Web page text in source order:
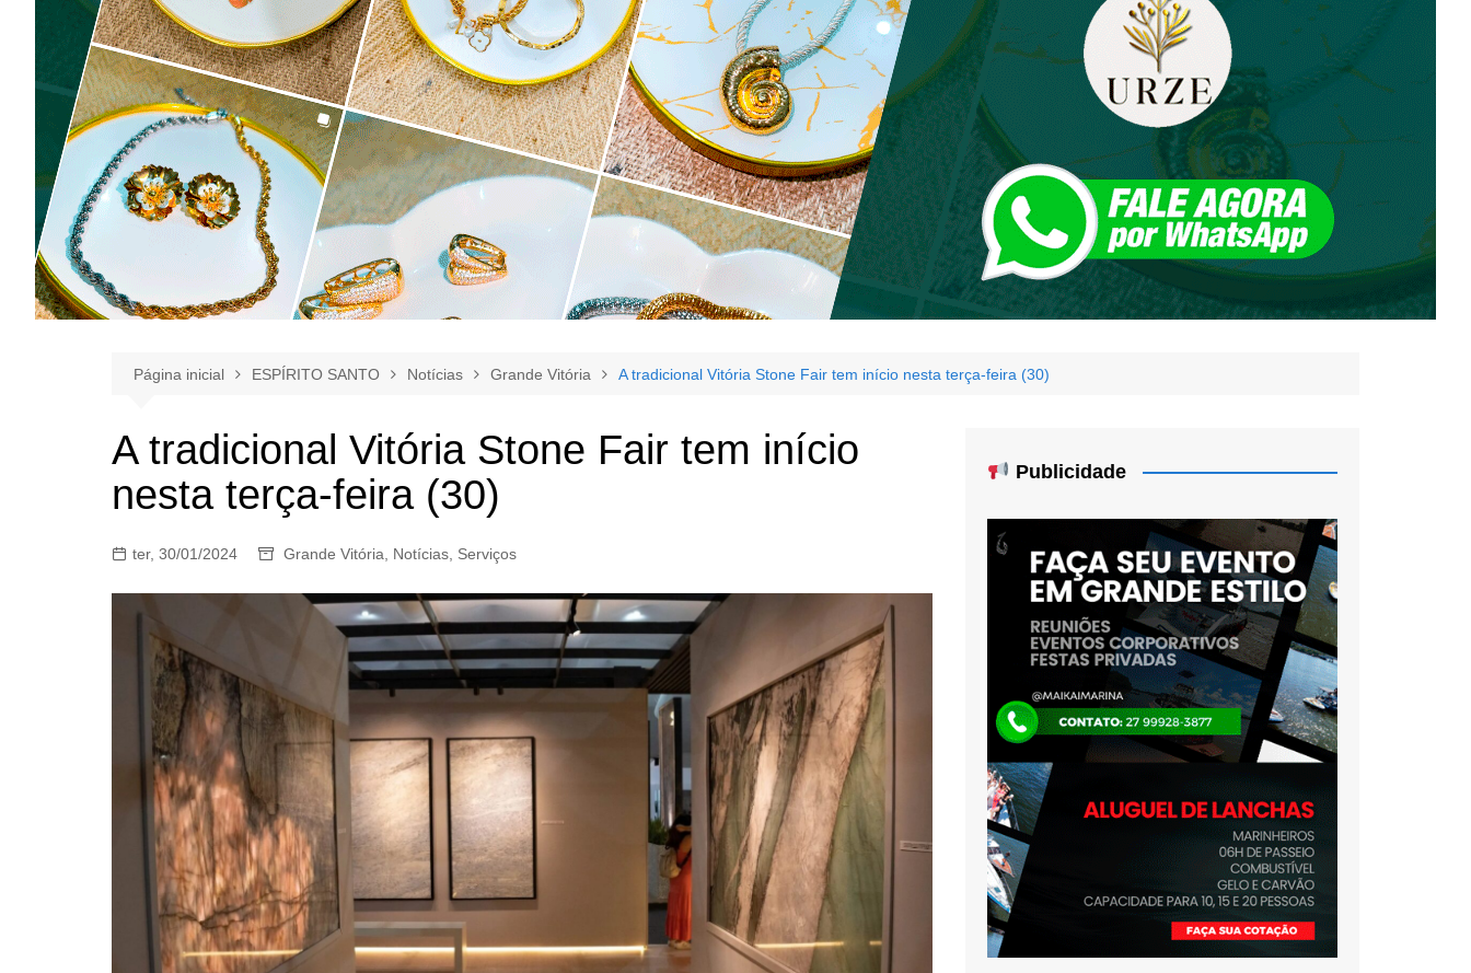
Página inicial ESPÍRITO SANTO Notícias Grande Vitória A tradicional Vitória Stone Fair tem início nesta terça-feira (30)
A tradicional Vitória Stone Fair tem início
nesta terça-feira (30)
ter, 30/01/2024 Grande Vitória Notícias Serviços
Publicidade